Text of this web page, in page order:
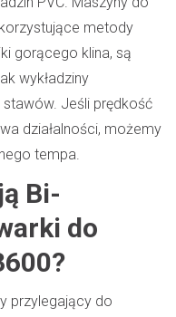
metody
gorącego klina, są
wykładziny
stawów. Jeśli prędkość
działalności, możemy
tempa.
Bi-
do
przylegający do